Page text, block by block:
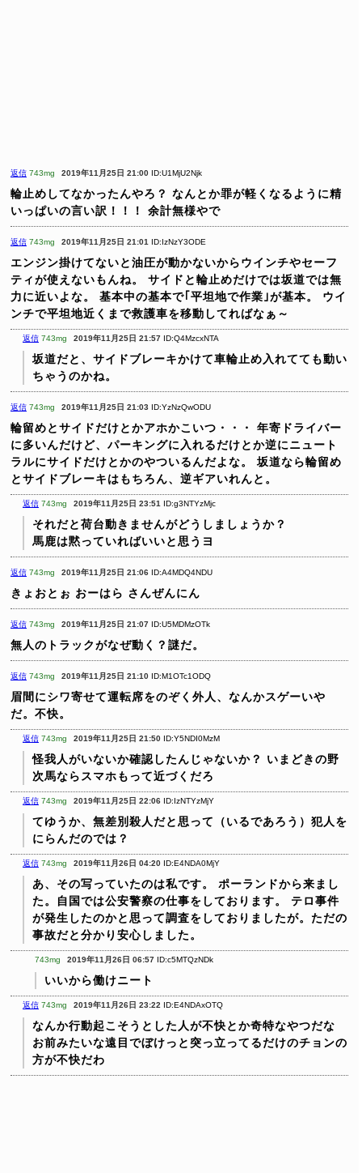
返信 743mg 2019年11月25日 21:00 ID:U1MjU2Njk
輪止めしてなかったんやろ？ なんとか罪が軽くなるように精
いっぱいの言い訳！！！
余計無様やで
返信 743mg 2019年11月25日 21:01 ID:IzNzY3ODE
エンジン掛けてないと油圧が動かないからウインチやセーフ
ティが使えないもんね。
サイドと輪止めだけでは坂道では無
力に近いよな。
基本中の基本で｢平坦地で作業｣が基本。
ウイ
ンチで平坦地近くまで救護車を移動してればなぁ～
返信 743mg 2019年11月25日 21:57 ID:Q4MzcxNTA
坂道だと、サイドブレーキかけて車輪止め入れてても動い
ちゃうのかね。
返信 743mg 2019年11月25日 21:03 ID:YzNzQwODU
輪留めとサイドだけとかアホかこいつ・・・
年寄ドライバー
に多いんだけど、パーキングに入れるだけとか逆にニュート
ラルにサイドだけとかのやついるんだよな。
坂道なら輪留め
とサイドブレーキはもちろん、逆ギアいれんと。
返信 743mg 2019年11月25日 23:51 ID:g3NTYzMjc
それだと荷台動きませんがどうしましょうか？
馬鹿は黙っていればいいと思うヨ
返信 743mg 2019年11月25日 21:06 ID:A4MDQ4NDU
きょおとぉ おーはら さんぜんにん
返信 743mg 2019年11月25日 21:07 ID:U5MDMzOTk
無人のトラックがなぜ動く？謎だ。
返信 743mg 2019年11月25日 21:10 ID:M1OTc1ODQ
眉間にシワ寄せて運転席をのぞく外人、なんかスゲーいや
だ。不快。
返信 743mg 2019年11月25日 21:50 ID:Y5NDI0MzM
怪我人がいないか確認したんじゃないか？
いまどきの野
次馬ならスマホもって近づくだろ
返信 743mg 2019年11月25日 22:06 ID:IzNTYzMjY
てゆうか、無差別殺人だと思って（いるであろう）犯人を
にらんだのでは？
返信 743mg 2019年11月26日 04:20 ID:E4NDA0MjY
あ、その写っていたのは私です。
ポーランドから来まし
た。自国では公安警察の仕事をしております。
テロ事件
が発生したのかと思って調査をしておりましたが。ただの
事故だと分かり安心しました。
743mg 2019年11月26日 06:57 ID:c5MTQzNDk
いいから働けニート
返信 743mg 2019年11月26日 23:22 ID:E4NDAxOTQ
なんか行動起こそうとした人が不快とか奇特なやつだな
お前みたいな遠目でぼけっと突っ立ってるだけのチョンの
方が不快だわ